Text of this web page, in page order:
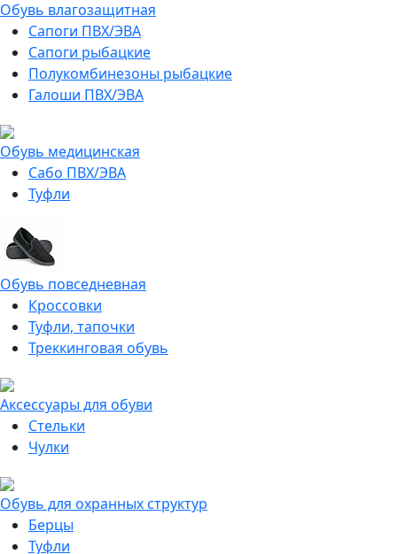
Обувь влагозащитная
Сапоги ПВХ/ЭВА
Сапоги рыбацкие
Полукомбинезоны рыбацкие
Галоши ПВХ/ЭВА
Обувь медицинская
Сабо ПВХ/ЭВА
Туфли
Обувь повседневная
Кроссовки
Туфли, тапочки
Треккинговая обувь
Аксессуары для обуви
Стельки
Чулки
Обувь для охранных структур
Берцы
Туфли